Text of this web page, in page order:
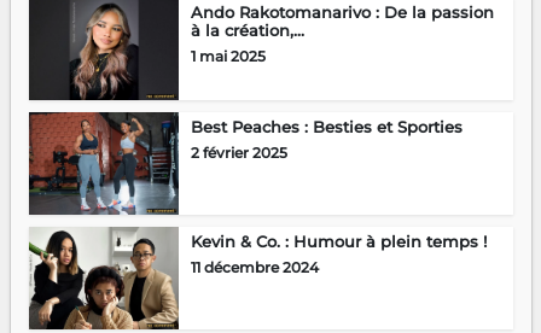
Ando Rakotomanarivo : De la passion
à la création,...
1 mai 2025
Best Peaches : Besties et Sporties
2 février 2025
Kevin & Co. : Humour à plein temps !
11 décembre 2024